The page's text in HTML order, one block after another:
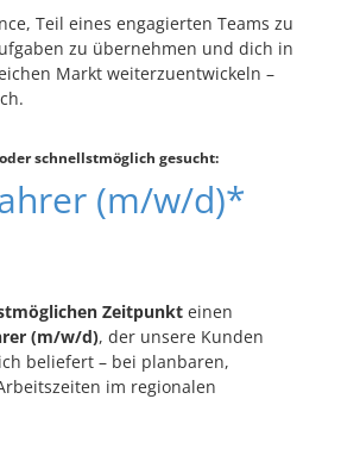
Teil eines engagierten Teams zu
zu übernehmen und dich in
Markt weiterzuentwickeln –
schnellstmöglich gesucht:
(m/w/d)*
Zeitpunkt einen
(m/w/d), der unsere Kunden
beliefert – bei planbaren,
im regionalen